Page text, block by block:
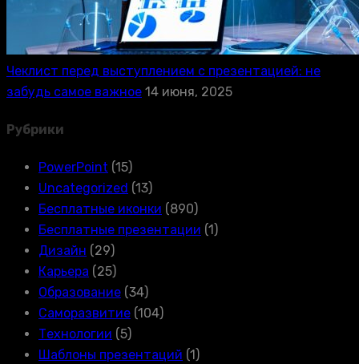
Чеклист перед выступлением с презентацией: не
забудь самое важное 14 июня, 2025
Рубрики
PowerPoint (15)
Uncategorized (13)
Бесплатные иконки (890)
Бесплатные презентации (1)
Дизайн (29)
Карьера (25)
Образование (34)
Саморазвитие (104)
Технологии (5)
Шаблоны презентаций (1)